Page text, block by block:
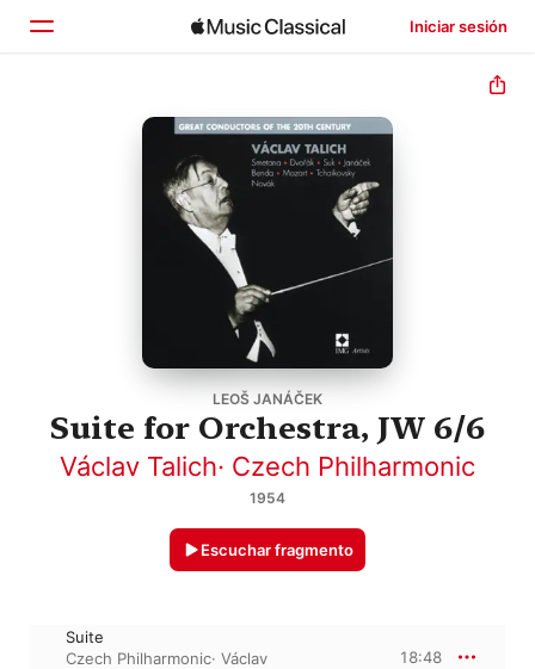
Iniciar sesión
LEOŠ JANÁČEK
Suite for Orchestra, JW 6/6
Václav Talich· Czech Philharmonic
1954
Escuchar fragmento
Suite
Czech Philharmonic· Václav
18:48